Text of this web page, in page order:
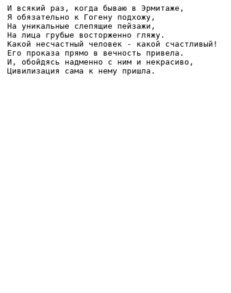
И всякий раз, когда бываю в Эрмитаже,
Я обязательно к Гогену подхожу,
На уникальные слепящие пейзажи,
На лица грубые восторженно гляжу.
Какой несчастный человек - какой счастливый!
Его проказа прямо в вечность привела.
И, обойдясь надменно с ним и некрасиво,
Цивилизация сама к нему пришла.